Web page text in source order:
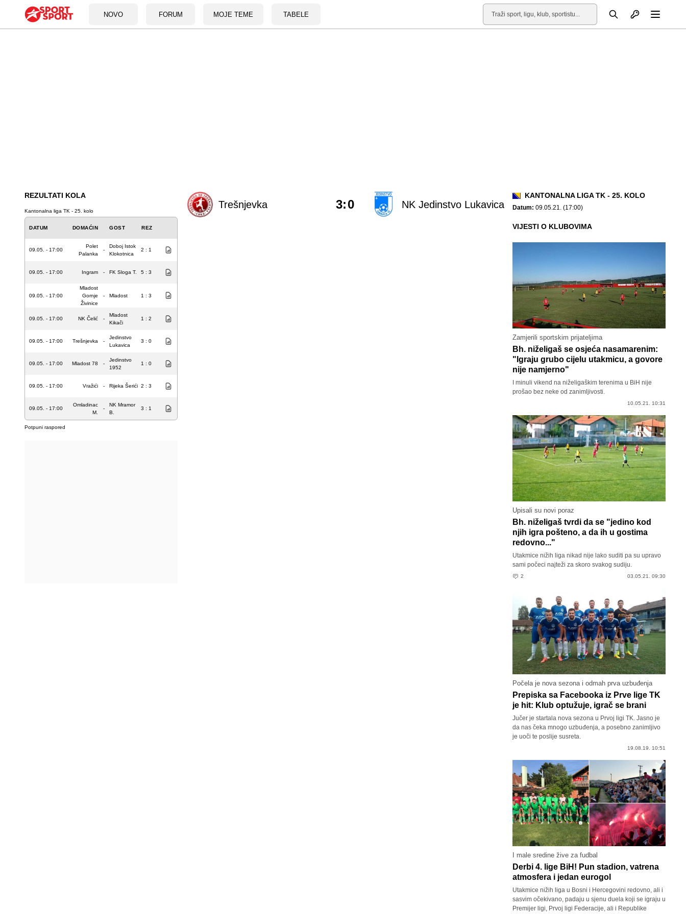
NOVO FORUM MOJE TEME TABELE
Pretraga Otvori profil
REZULTATI KOLA
Kantonalna liga TK - 25. kolo
DATUM DOMAĆIN GOST REZ
09.05. - 17:00
Polet
Palanka
-
Doboj Istok
Klokotnica
2 : 1
09.05. - 17:00 Ingram - FK Sloga T. 5 : 3
09.05. - 17:00
Mladost
Gornje
Živinice
- Mladost 1 : 3
09.05. - 17:00 NK Čelić -
Mladost
Kikači
1 : 2
09.05. - 17:00 Trešnjevka -
Jedinstvo
Lukavica
3 : 0
09.05. - 17:00 Mladost 78 -
Jedinstvo
1952
1 : 0
09.05. - 17:00 Vražići - Rijeka Šerići 2 : 3
09.05. - 17:00
Omladinac
M.
-
NK Mramor
B.
3 : 1
Potpuni raspored
Trešnjevka NK Jedinstvo Lukavica
3:0
KANTONALNA LIGA TK - 25. KOLO
Datum: 09.05.21. (17:00)
VIJESTI O KLUBOVIMA
Zamjerili sportskim prijateljima
Bh. niželigaš se osjeća nasamarenim:
"Igraju grubo cijelu utakmicu, a govore
nije namjerno"
I minuli vikend na niželigaškim terenima u BiH nije
prošao bez neke od zanimljivosti.
10.05.21. 10:31
Upisali su novi poraz
Bh. niželigaš tvrdi da se "jedino kod
njih igra pošteno, a da ih u gostima
redovno..."
Utakmice nižih liga nikad nije lako suditi pa su upravo
sami počeci najteži za skoro svakog sudiju.
2 03.05.21. 09:30
Počela je nova sezona i odmah prva uzbuđenja
Prepiska sa Facebooka iz Prve lige TK
je hit: Klub optužuje, igrač se brani
Jučer je startala nova sezona u Prvoj ligi TK. Jasno je
da nas čeka mnogo uzbuđenja, a posebno zanimljivo
je uoči te poslije susreta.
19.08.19. 10:51
I male sredine žive za fudbal
Derbi 4. lige BiH! Pun stadion, vatrena
atmosfera i jedan eurogol
Utakmice nižih liga u Bosni i Hercegovini redovno, ali i
sasvim očekivano, padaju u sjenu duela koji se igraju u
Premijer ligi, Prvoj ligi Federacije, ali i Republike